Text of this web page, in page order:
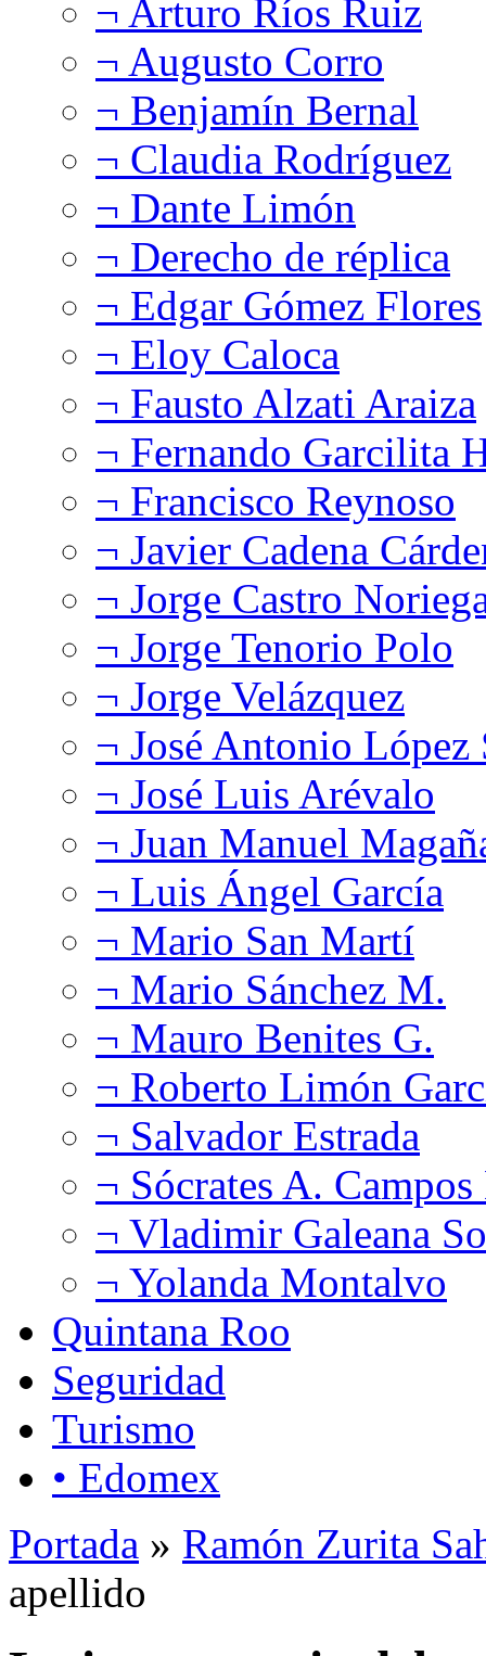
¬ Arturo Ríos Ruiz
¬ Augusto Corro
¬ Benjamín Bernal
¬ Claudia Rodríguez
¬ Dante Limón
¬ Derecho de réplica
¬ Edgar Gómez Flores
¬ Eloy Caloca
¬ Fausto Alzati Araiza
¬ Fernando Garcilita
¬ Francisco Reynoso
¬ Javier Cadena
¬ Jorge Castro
¬ Jorge Tenorio Polo
¬ Jorge Velázquez
¬ José Antonio López
¬ José Luis Arévalo
¬ Juan Manuel
¬ Luis Ángel García
¬ Mario San Martí
¬ Mario Sánchez M.
¬ Mauro Benites G.
¬ Roberto Limón
¬ Salvador Estrada
¬ Sócrates A.
¬ Vladimir Galeana
¬ Yolanda Montalvo
Quintana Roo
Seguridad
Turismo
• Edomex
Portada » Ramón Zurita
apellido